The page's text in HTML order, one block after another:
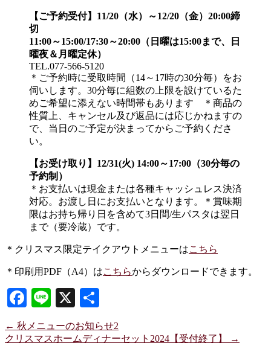
【ご予約受付】11/20（水）～12/20（金）20:00締
切
11:00～15:00/17:30～20:00（日曜は15:00まで、日
曜夜＆月曜定休）
TEL.077-566-5120
＊ご予約時に受取時間（14～17時の30分毎）をお
伺いします。30分毎に組数の上限を設けているた
めご希望に添えない時間帯もあります ＊商品の
性質上、キャンセル及び返品には応じかねますの
で、当日のご予定が決まってからご予約くださ
い。
【お受け取り】12/31(火) 14:00～17:00（30分毎の
予約制）
＊お支払いは現金または各種キャッシュレス決済
対応。お渡し日にお支払いとなります。＊賞味期
限はお持ち帰り日を含めて3日間/生パスタは翌日
まで（要冷蔵）です。
＊クリスマス限定テイクアウトメニューはこちら
＊印刷用PDF（A4）はこちらからダウンロードできます。
Facebook
LineX
有
← 秋メニューのお知らせ2
クリスマスホームディナーセット2024【受付終了】
→